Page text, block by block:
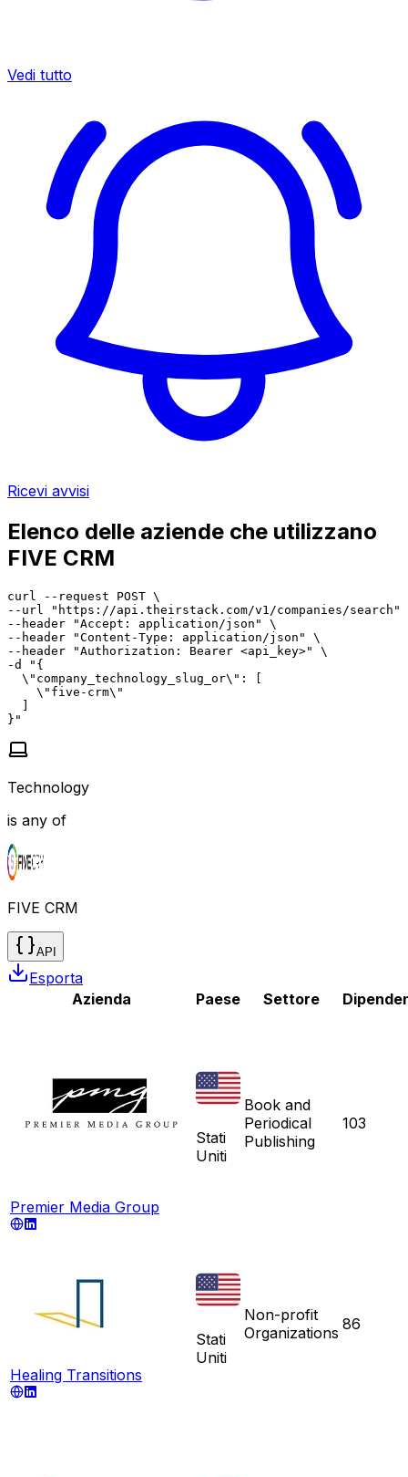
Vedi tutto
Ricevi avvisi
Elenco delle aziende che utilizzano
FIVE CRM
curl --request POST \
--url "https://api.theirstack.com/v1/companies/search"
--header "Accept: application/json" \
--header "Content-Type: application/json" \
--header "Authorization: Bearer <api_key>" \
-d "{
  \"company_technology_slug_or\": [
    \"five-crm\"
  ]
}"
Technology
is any of
FIVE CRM
API
Esporta
Azienda
Paese Settore
Premier Media Group
Stati
Uniti
Book and
Periodical
Publishing
103
Healing Transitions
Stati
Uniti
Non-profit
Organizations 86